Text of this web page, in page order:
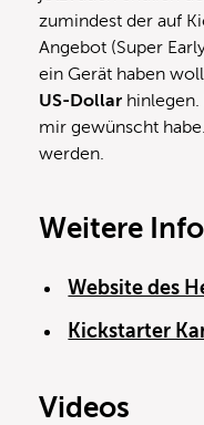
zumindest der auf
Angebot (Super
ein Gerät haben
US-Dollar
mir gewünscht
werden.
Weitere
Website des
Kickstarter
Videos